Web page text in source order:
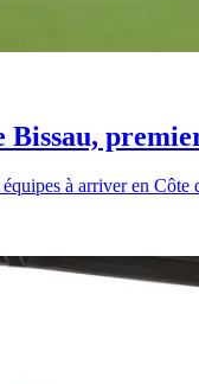
à arriver en